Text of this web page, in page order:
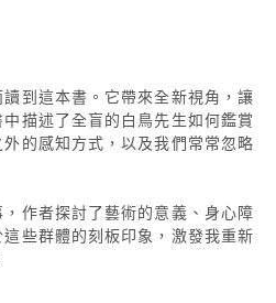
到這本書。它帶來全新視角，讓
描述了全盲的白鳥先生如何鑑賞
的感知方式，以及我們常常忽略
作者探討了藝術的意義、身心障
些群體的刻板印象，激發我重新